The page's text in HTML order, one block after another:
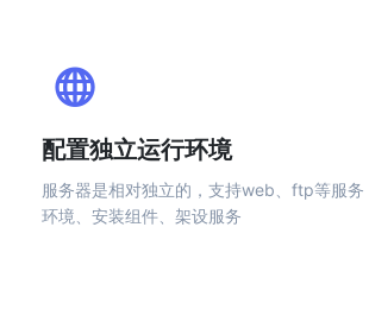
配置独立运行环境
服务器是相对独立的，支持web、ftp等服务
环境、安装组件、架设服务